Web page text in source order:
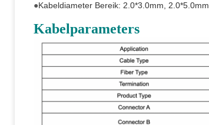
●Kabeldiameter Bereik: 2.0*3.0mm,
Kabelparameters